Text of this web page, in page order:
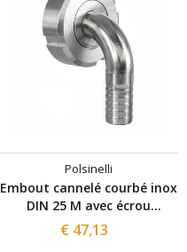
Polsinelli
Embout cannelé courbé inox
DIN 25 M avec écrou
pivotant pour tuyau ⌀20
€ 47,13